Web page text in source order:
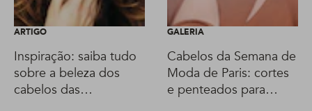
ARTIGO
Inspiração: saiba tudo
sobre a beleza dos
cabelos das
GALERIA
Cabelos da Semana de
Moda de Paris: cortes
e penteados para